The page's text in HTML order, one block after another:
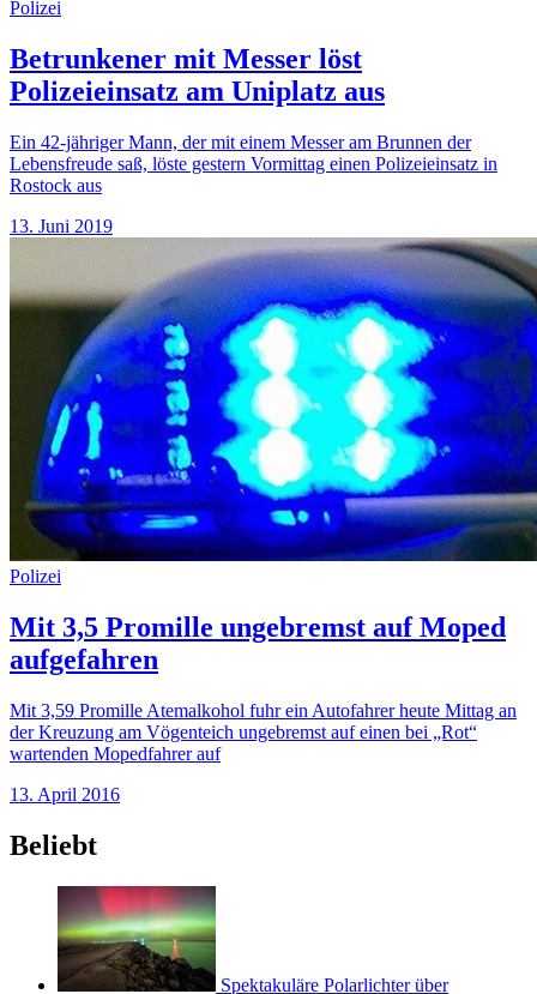
Polizei
Betrunkener mit Messer löst
Polizeieinsatz am Uniplatz aus
Ein 42-jähriger Mann, der mit einem Messer am Brunnen der
Lebensfreude saß, löste gestern Vormittag einen Polizeieinsatz in
Rostock aus
13. Juni 2019
Polizei
Mit 3,5 Promille ungebremst auf Moped
aufgefahren
Mit 3,59 Promille Atemalkohol fuhr ein Autofahrer heute Mittag an
der Kreuzung am Vögenteich ungebremst auf einen bei „Rot“
wartenden Mopedfahrer auf
13. April 2016
Beliebt
Spektakuläre Polarlichter über